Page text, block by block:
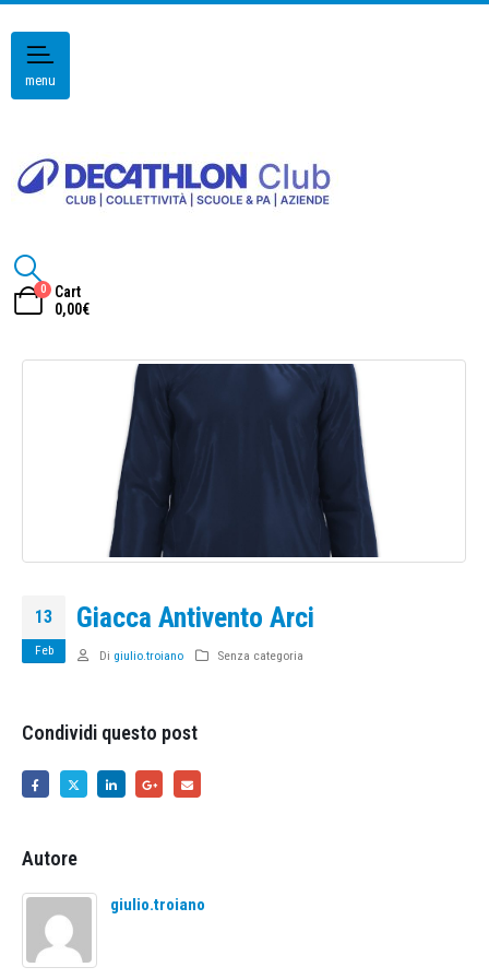
menu
0
Cart
0,00€
13
Feb
Giacca Antivento Arci
Di giulio.troiano Senza categoria
Condividi questo post
Autore
giulio.troiano